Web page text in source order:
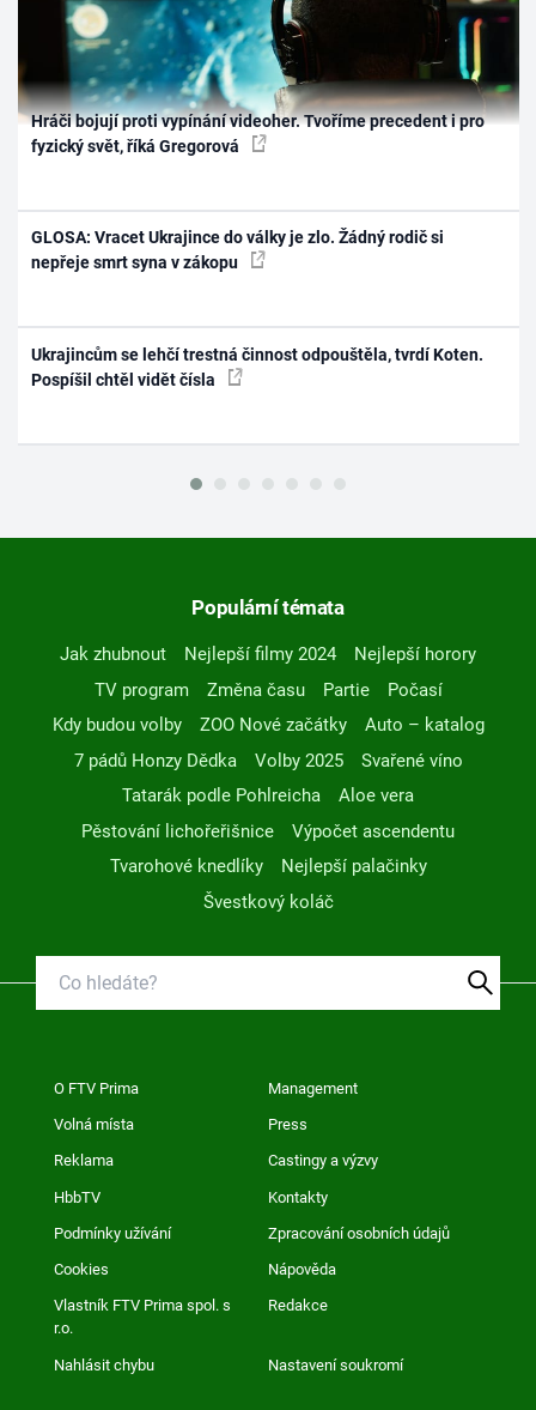
Hráči bojují proti vypínání videoher. Tvoříme precedent i pro
fyzický svět, říká Gregorová
GLOSA: Vracet Ukrajince do války je zlo. Žádný rodič si
nepřeje smrt syna v zákopu
Ukrajincům se lehčí trestná činnost odpouštěla, tvrdí Koten.
Pospíšil chtěl vidět čísla
Populární témata
Jak zhubnout Nejlepší filmy 2024
Nejlepší horory
TV program
Změna času Partie
Počasí
Kdy budou volby
ZOO Nové začátky
Auto – katalog
7 pádů Honzy Dědka
Volby 2025
Svařené víno
Tatarák podle Pohlreicha
Aloe vera
Pěstování lichořeřišnice
Výpočet ascendentu
Tvarohové knedlíky
Nejlepší palačinky
Švestkový koláč
O FTV Prima Management
Volná místa Press
Reklama Castingy a výzvy
HbbTV Kontakty
Podmínky užívání Zpracování osobních údajů
Cookies Nápověda
Vlastník FTV Prima spol. s
r.o.
Redakce
Nahlásit chybu Nastavení soukromí